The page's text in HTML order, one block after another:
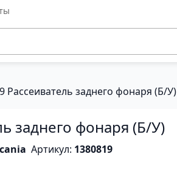
Рассеиватель заднего фонаря (Б/У)
заднего фонаря (Б/У)
Артикул: 1380819